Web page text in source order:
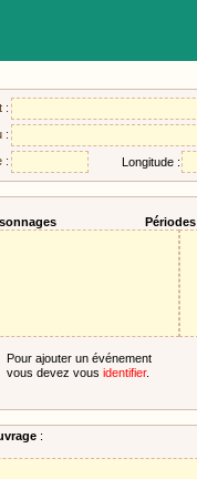
:
:
:
Longitude :
Périodes
Pour ajouter un événement
vous devez vous identifier.
: